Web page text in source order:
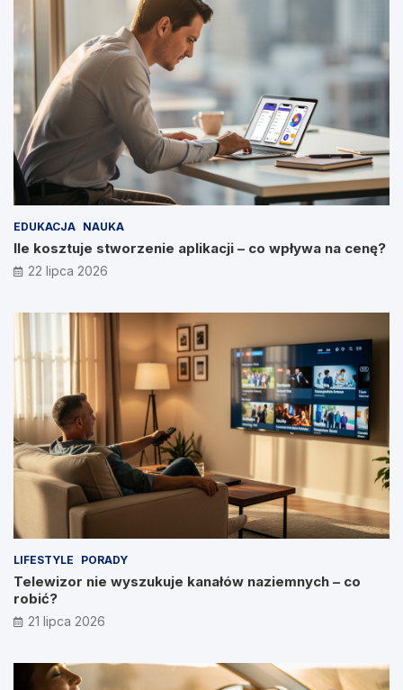
EDUKACJA NAUKA
Ile kosztuje stworzenie aplikacji – co wpływa na cenę?
22 lipca 2026
LIFESTYLE PORADY
Telewizor nie wyszukuje kanałów naziemnych – co
robić?
21 lipca 2026